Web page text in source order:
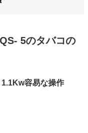
5のタバコの
容易な操作